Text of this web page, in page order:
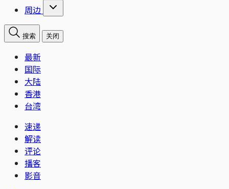
周边
搜索 关闭
最新
国际
大陆
香港
台湾
速递
解读
评论
播客
影音